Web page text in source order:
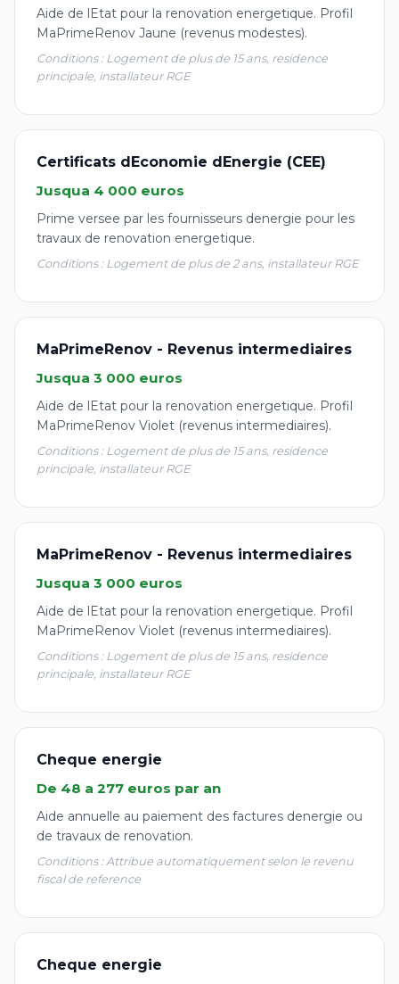
Aide de lEtat pour la renovation energetique. Profil
MaPrimeRenov Jaune (revenus modestes).
Conditions : Logement de plus de 15 ans, residence
principale, installateur RGE
Certificats dEconomie dEnergie (CEE)
Jusqua 4 000 euros
Prime versee par les fournisseurs denergie pour les
travaux de renovation energetique.
Conditions : Logement de plus de 2 ans, installateur RGE
MaPrimeRenov - Revenus intermediaires
Jusqua 3 000 euros
Aide de lEtat pour la renovation energetique. Profil
MaPrimeRenov Violet (revenus intermediaires).
Conditions : Logement de plus de 15 ans, residence
principale, installateur RGE
MaPrimeRenov - Revenus intermediaires
Jusqua 3 000 euros
Aide de lEtat pour la renovation energetique. Profil
MaPrimeRenov Violet (revenus intermediaires).
Conditions : Logement de plus de 15 ans, residence
principale, installateur RGE
Cheque energie
De 48 a 277 euros par an
Aide annuelle au paiement des factures denergie ou
de travaux de renovation.
Conditions : Attribue automatiquement selon le revenu
fiscal de reference
Cheque energie